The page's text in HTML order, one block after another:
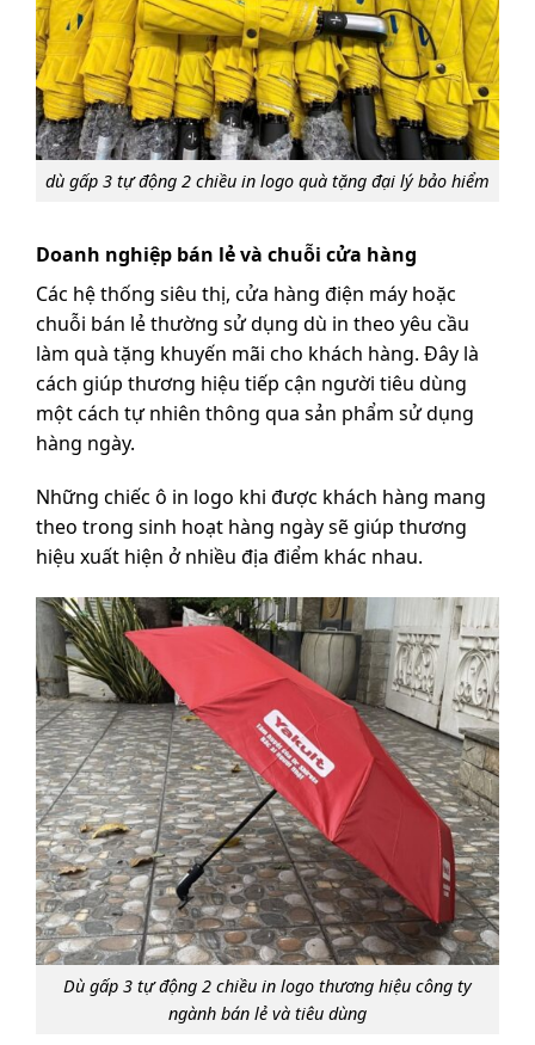
dù gấp 3 tự động 2 chiều in logo quà tặng đại lý bảo hiểm
Doanh nghiệp bán lẻ và chuỗi cửa hàng
Các hệ thống siêu thị, cửa hàng điện máy hoặc
chuỗi bán lẻ thường sử dụng dù in theo yêu cầu
làm quà tặng khuyến mãi cho khách hàng. Đây là
cách giúp thương hiệu tiếp cận người tiêu dùng
một cách tự nhiên thông qua sản phẩm sử dụng
hàng ngày.
Những chiếc ô in logo khi được khách hàng mang
theo trong sinh hoạt hàng ngày sẽ giúp thương
hiệu xuất hiện ở nhiều địa điểm khác nhau.
Dù gấp 3 tự động 2 chiều in logo thương hiệu công ty
ngành bán lẻ và tiêu dùng